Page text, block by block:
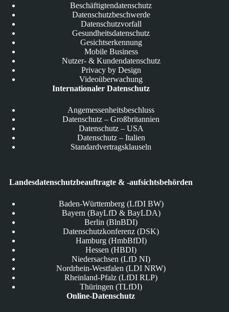
Beschäftigtendatenschutz
Datenschutzbeschwerde
Datenschutzvorfall
Gesundheitsdatenschutz
Gesichtserkennung
Mobile Business
Nutzer- & Kundendatenschutz
Privacy by Design
Videoüberwachung
Internationaler Datenschutz
Angemessenheitsbeschluss
Datenschutz – Großbritannien
Datenschutz – USA
Datenschutz – Italien
Standardvertragsklauseln
Landesdatenschutzbeauftragte & -aufsichtsbehörden
Baden-Württemberg (LfDI BW)
Bayern (BayLfD & BayLDA)
Berlin (BlnBDI)
Datenschutzkonferenz (DSK)
Hamburg (HmbBfDI)
Hessen (HBDI)
Niedersachsen (LfD NI)
Nordrhein-Westfalen (LDI NRW)
Rheinland-Pfalz (LfDI RLP)
Thüringen (TLfDI)
Online-Datenschutz